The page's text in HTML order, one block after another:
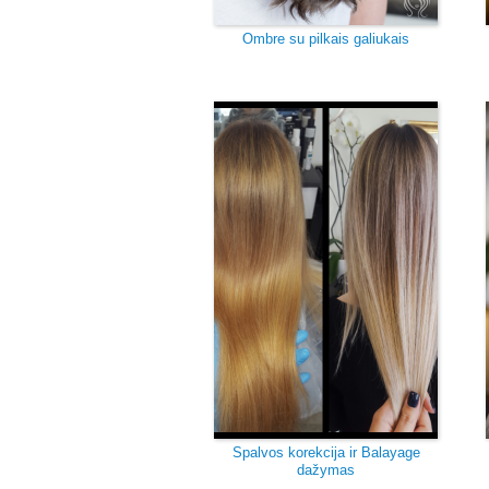
Ombre su pilkais galiukais
Spalvos korekcija ir Balayage
dažymas